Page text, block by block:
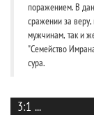
поражением. В
сражении за веру,
мужчинам, так и
"Семейство
сура.
3:1 ...